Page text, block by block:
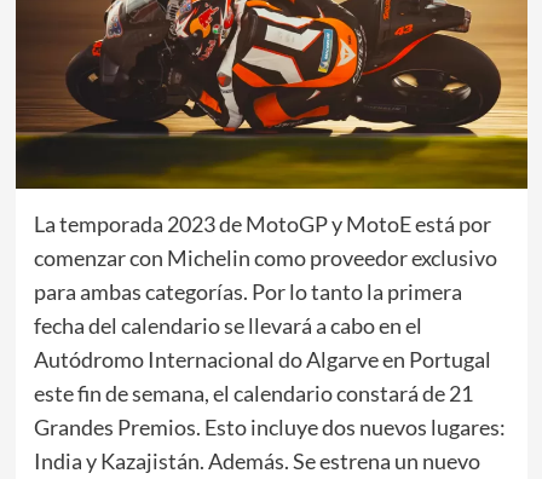
La temporada 2023 de MotoGP y MotoE está por
comenzar con Michelin como proveedor exclusivo
para ambas categorías. Por lo tanto la primera
fecha del calendario se llevará a cabo en el
Autódromo Internacional do Algarve en Portugal
este fin de semana, el calendario constará de 21
Grandes Premios. Esto incluye dos nuevos lugares:
India y Kazajistán. Además. Se estrena un nuevo